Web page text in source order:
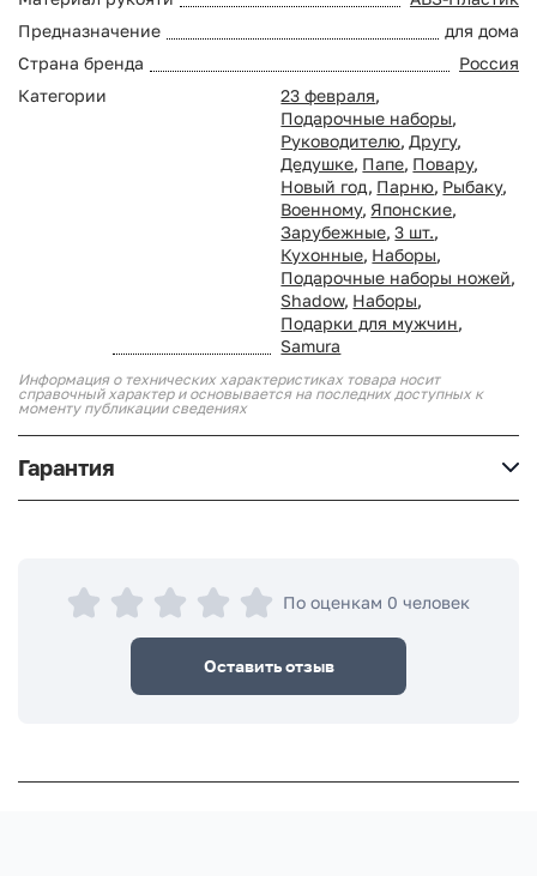
Предназначение
для дома
Страна бренда
Россия
Категории
23 февраля,
Подарочные наборы,
Руководителю, Другу,
Дедушке, Папе, Повару,
Новый год, Парню, Рыбаку,
Военному, Японские,
Зарубежные, 3 шт.,
Кухонные, Наборы,
Подарочные наборы ножей,
Shadow, Наборы,
Подарки для мужчин,
Samura
Информация о технических характеристиках товара носит
справочный характер и основывается на последних доступных к
моменту публикации сведениях
Гарантия
По оценкам 0 человек
Оставить отзыв